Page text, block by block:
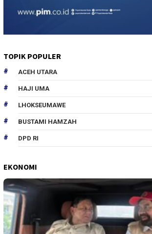
TOPIK POPULER
ACEH UTARA
HAJI UMA
LHOKSEUMAWE
BUSTAMI HAMZAH
DPD RI
EKONOMI